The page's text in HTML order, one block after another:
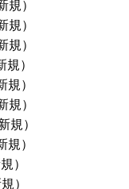
）
）
）
）
）
）
規）
）
）
）